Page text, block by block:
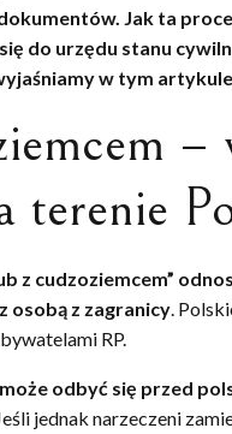
Jak ta
do urzędu stanu
w tym
terenie
z cudzoziemcem”
osobą z zagranicy.
RP.
odbyć się przed
jednak narzeczeni